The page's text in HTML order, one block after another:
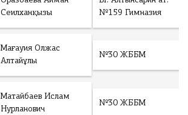
Сеилханқызы
№159 Гимназия
Мағауия Олжас
Алтайұлы
№30 ЖББМ
Матайбаев Ислам
Нурланович
№30 ЖББМ